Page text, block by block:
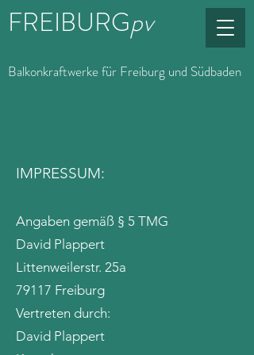
FREIBURGpv
Balkonkraftwerke für Freiburg und Südbaden
IMPRESSUM:
Angaben gemäß § 5 TMG
David Plappert
Littenweilerstr. 25a
79117 Freiburg
Vertreten durch:
David Plappert